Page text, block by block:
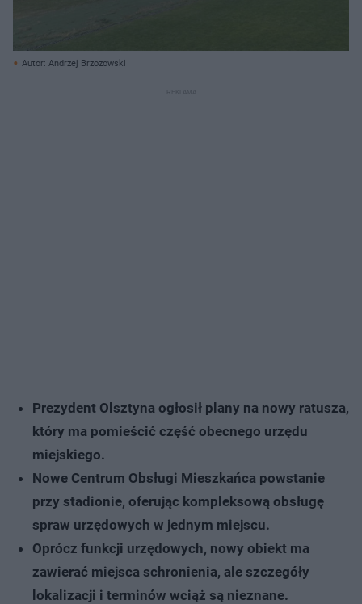
Autor: Andrzej Brzozowski
Prezydent Olsztyna ogłosił plany na nowy ratusza,
który ma pomieścić część obecnego urzędu
miejskiego.
Nowe Centrum Obsługi Mieszkańca powstanie
przy stadionie, oferując kompleksową obsługę
spraw urzędowych w jednym miejscu.
Oprócz funkcji urzędowych, nowy obiekt ma
zawierać miejsca schronienia, ale szczegóły
lokalizacji i terminów wciąż są nieznane.